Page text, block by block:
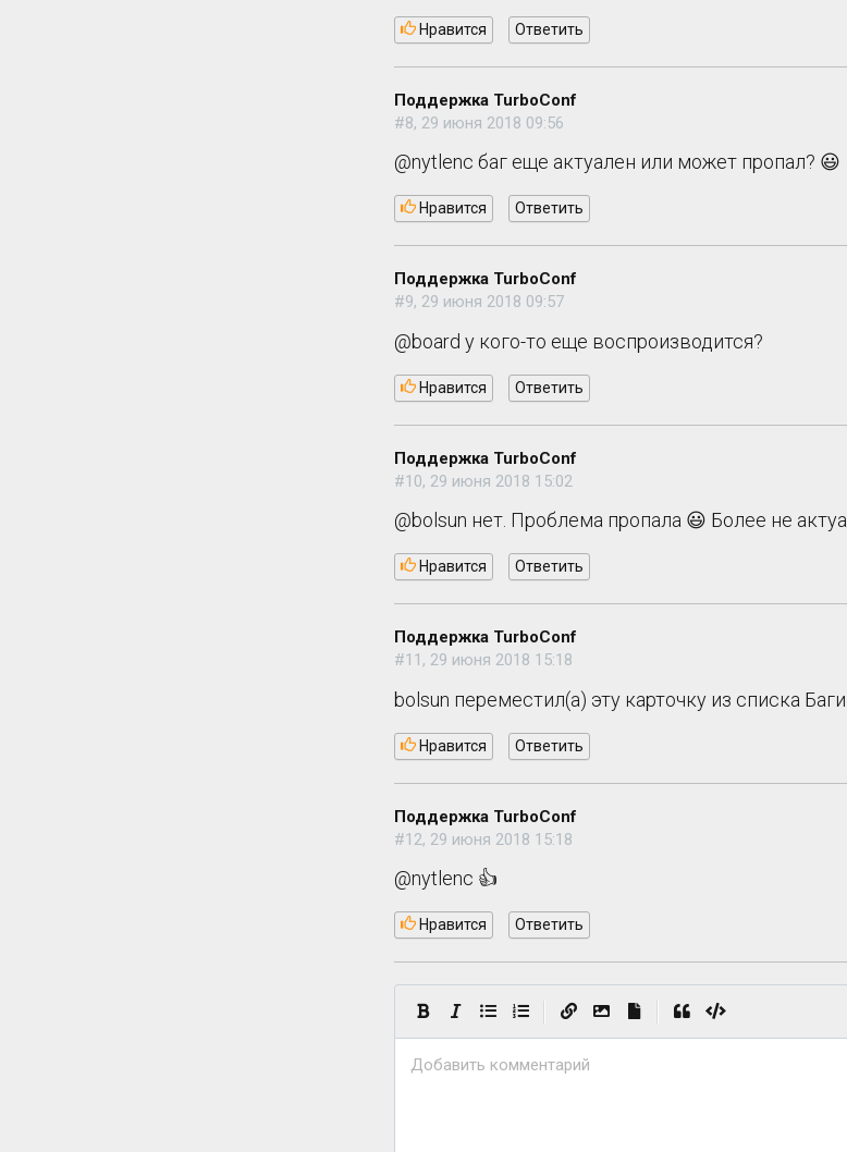
Нравится Ответить
Поддержка TurboConf
#8, 29 июня 2018 09:56
@nytlenc баг еще актуален или может пропал? 😃
Нравится Ответить
Поддержка TurboConf
#9, 29 июня 2018 09:57
@board у кого-то еще воспроизводится?
Нравится Ответить
Поддержка TurboConf
#10, 29 июня 2018 15:02
@bolsun нет. Проблема пропала 😃 Более не
Нравится Ответить
Поддержка TurboConf
#11, 29 июня 2018 15:18
bolsun переместил(а) эту карточку из списка
Нравится Ответить
Поддержка TurboConf
#12, 29 июня 2018 15:18
@nytlenc 👍
Нравится Ответить
Добавить комментарий